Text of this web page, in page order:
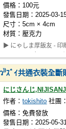
價格：100元
發售日期：2025-03-
尺寸：5cm × 4cm
材質：壓克力
▶ にゃしま厚飯友 - 印
⁾⁾ｽﾞｲ共通衣裝全斷
にじさんじ
作者：tokishito 社團
價格：免費發放
發售日期：2025-05-